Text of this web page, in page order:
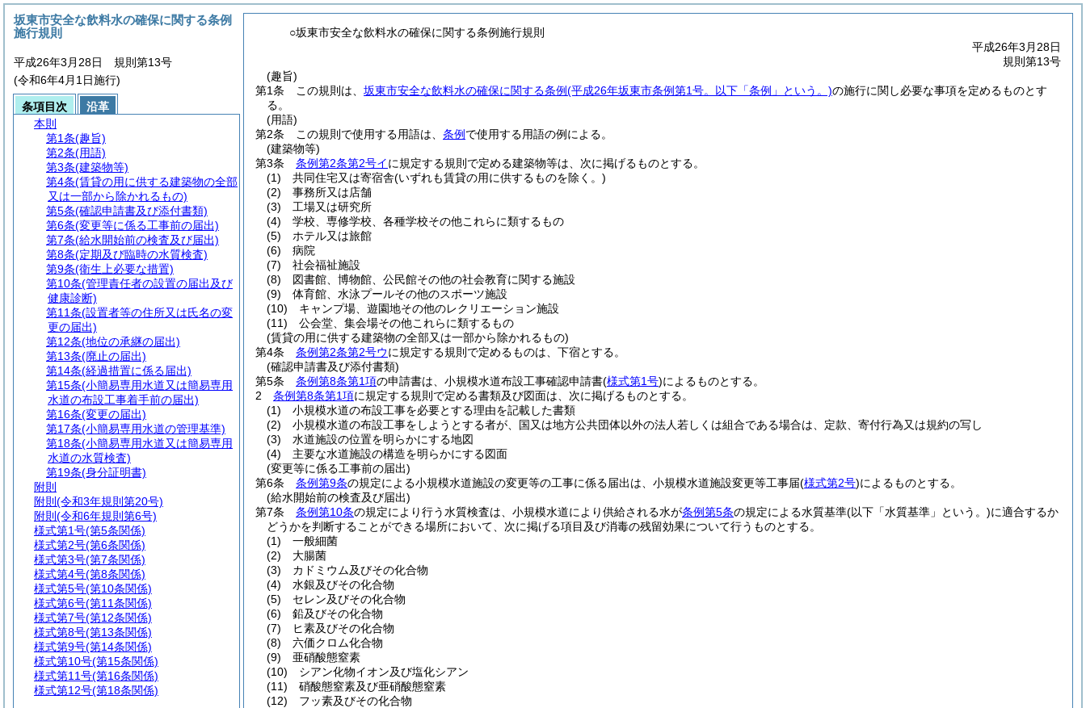
○坂東市安全な飲料水の確保に関する条例施行規則
平成26年3月28日
規則第13号
(趣旨)
第1条
この規則は、 坂東市安全な飲料水の確保に関する条例(平成26年坂東市条例第1号。以下「条例」という。)の施行に関し必要な事項を定めるものとす
る。
(用語)
第2条
この規則で使用する用語は、 条例 で使用する用語の例による。
(建築物等)
第3条
条例第2条第2号イに規定する規則で定める建築物等は、次に掲げるものとする。
(1)
共同住宅又は寄宿舎(いずれも賃貸の用に供するものを除く。)
(2)
事務所又は店舗
(3)
工場又は研究所
(4)
学校、専修学校、各種学校その他これらに類するもの
(5)
ホテル又は旅館
(6)
病院
(7)
社会福祉施設
(8)
図書館、博物館、公民館その他の社会教育に関する施設
(9)
体育館、水泳プールその他のスポーツ施設
(10)
キャンプ場、遊園地その他のレクリエーション施設
(11)
公会堂、集会場その他これらに類するもの
(賃貸の用に供する建築物の全部又は一部から除かれるもの)
第4条
条例第2条第2号ウに規定する規則で定めるものは、下宿とする。
(確認申請書及び添付書類)
第5条
条例第8条第1項の申請書は、小規模水道布設工事確認申請書(様式第1号)によるものとする。
2
条例第8条第1項に規定する規則で定める書類及び図面は、次に掲げるものとする。
(1)
小規模水道の布設工事を必要とする理由を記載した書類
(2)
小規模水道の布設工事をしようとする者が、国又は地方公共団体以外の法人若しくは組合である場合は、定款、寄付行為又は規約の写し
(3)
水道施設の位置を明らかにする地図
(4)
主要な水道施設の構造を明らかにする図面
(変更等に係る工事前の届出)
第6条
条例第9条の規定による小規模水道施設の変更等の工事に係る届出は、小規模水道施設変更等工事届(様式第2号)によるものとする。
(給水開始前の検査及び届出)
第7条
条例第10条の規定により行う水質検査は、小規模水道により供給される水が条例第5条の規定による水質基準(以下「水質基準」という。)に適合するか
どうかを判断することができる場所において、次に掲げる項目及び消毒の残留効果について行うものとする。
(1)
一般細菌
(2)
大腸菌
(3)
カドミウム及びその化合物
(4)
水銀及びその化合物
(5)
セレン及びその化合物
(6)
鉛及びその化合物
(7)
ヒ素及びその化合物
(8)
六価クロム化合物
(9)
亜硝酸態窒素
(10)
シアン化物イオン及び塩化シアン
(11)
硝酸態窒素及び亜硝酸態窒素
(12)
フッ素及びその化合物
坂東市安全な飲料水の確保に関する条例
施行規則
平成26年3月28日 規則第13号
(令和6年4月1日施行)
条項目次
沿革
本則
第1条(趣旨)
第2条(用語)
第3条(建築物等)
第4条(賃貸の用に供する建築物の全部
又は一部から除かれるもの)
第5条(確認申請書及び添付書類)
第6条(変更等に係る工事前の届出)
第7条(給水開始前の検査及び届出)
第8条(定期及び臨時の水質検査)
第9条(衛生上必要な措置)
第10条(管理責任者の設置の届出及び
健康診断)
第11条(設置者等の住所又は氏名の変
更の届出)
第12条(地位の承継の届出)
第13条(廃止の届出)
第14条(経過措置に係る届出)
第15条(小簡易専用水道又は簡易専用
水道の布設工事着手前の届出)
第16条(変更の届出)
第17条(小簡易専用水道の管理基準)
第18条(小簡易専用水道又は簡易専用
水道の水質検査)
第19条(身分証明書)
附則
附則 (令和3年規則第20号)
附則 (令和6年規則第6号)
様式第1号(第5条関係)
様式第2号(第6条関係)
様式第3号(第7条関係)
様式第4号(第8条関係)
様式第5号(第10条関係)
様式第6号(第11条関係)
様式第7号(第12条関係)
様式第8号(第13条関係)
様式第9号(第14条関係)
様式第10号(第15条関係)
様式第11号(第16条関係)
様式第12号(第18条関係)